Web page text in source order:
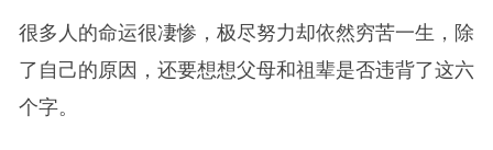
很多人的命运很凄惨，极尽努力却依然穷苦一生，除
了自己的原因，还要想想父母和祖辈是否违背了这六
个字。